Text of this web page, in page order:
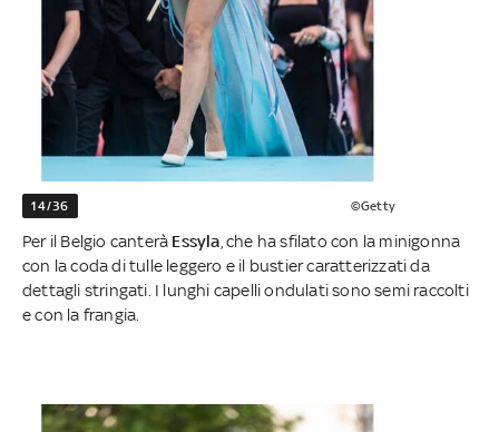
14/36 ©Getty
Per il Belgio canterà Essyla , che ha sfilato con la minigonna
con la coda di tulle leggero e il bustier caratterizzati da
dettagli stringati. I lunghi capelli ondulati sono semi raccolti
e con la frangia.